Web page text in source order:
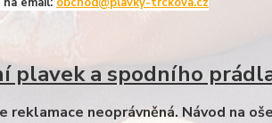
plavek a spodního
reklamace neoprávněná. Návod na